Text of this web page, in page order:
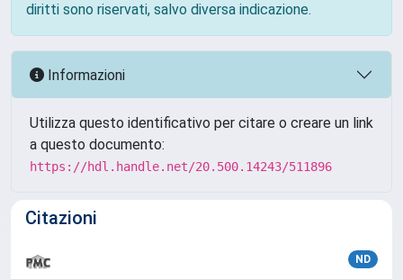
diritti sono riservati, salvo diversa indicazione.
Informazioni
Utilizza questo identificativo per citare o creare un link
a questo documento:
https://hdl.handle.net/20.500.14243/511896
Citazioni
ND